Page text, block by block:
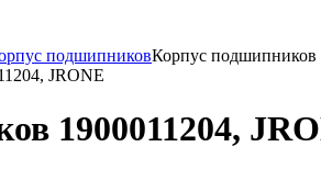
подшипниковКорпус подшипников
JRONE
1900011204,